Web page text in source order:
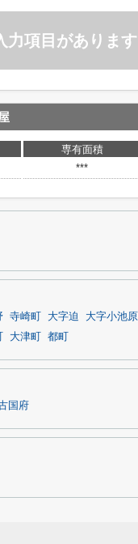
力項目があります
専有面積
***
寺崎町 大字迫 大字小池原
大津町 都町
国府